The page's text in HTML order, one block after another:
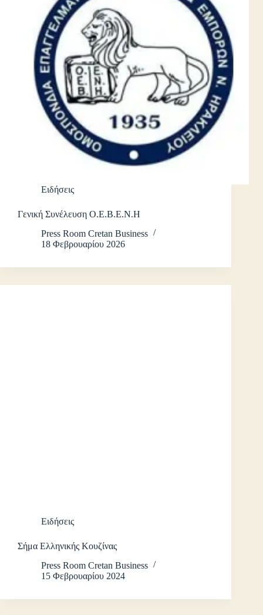
Ειδήσεις
Γενική Συνέλευση Ο.Ε.Β.Ε.Ν.Η
Press Room Cretan Business
18 Φεβρουαρίου 2026
Ειδήσεις
Σήμα Ελληνικής Κουζίνας
Press Room Cretan Business
15 Φεβρουαρίου 2024